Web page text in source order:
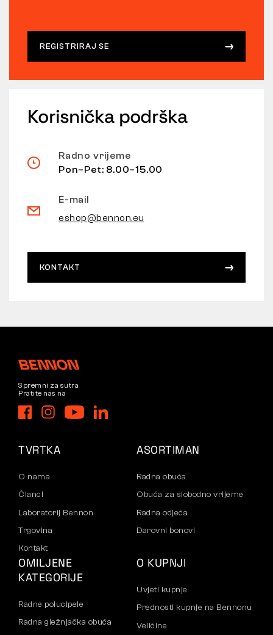
REGISTRIRAJ SE
Korisnička podrška
Radno vrijeme
Pon–Pet: 8.00–15.00
E-mail
eshop@bennon.eu
KONTAKT
Spremni za sutra
Pratite nas na
TVRTKA
O nama
Članci
Laboratorij Bennon
Trgovina
Kontakt
ASORTIMAN
Radna obuća
Obuća za slobodno vrijeme
Radna odjeća
Darovni bonovi
OMILJENE
KATEGORIJE
Radne polucipele
Radna gležnjačka obuća
O KUPNJI
Uvjeti kupnje
Prednosti kupnje na Bennonu
Veličine